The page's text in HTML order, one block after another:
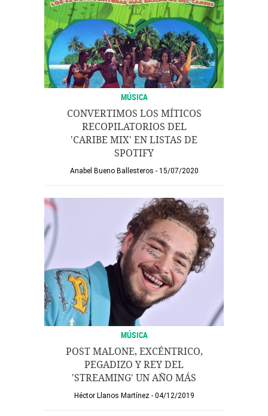
MÚSICA
CONVERTIMOS LOS MÍTICOS
RECOPILATORIOS DEL
'CARIBE MIX' EN LISTAS DE
SPOTIFY
Anabel Bueno Ballesteros 15/07/2020
MÚSICA
POST MALONE, EXCÉNTRICO,
PEGADIZO Y REY DEL
'STREAMING' UN AÑO MÁS
Héctor Llanos Martínez 04/12/2019